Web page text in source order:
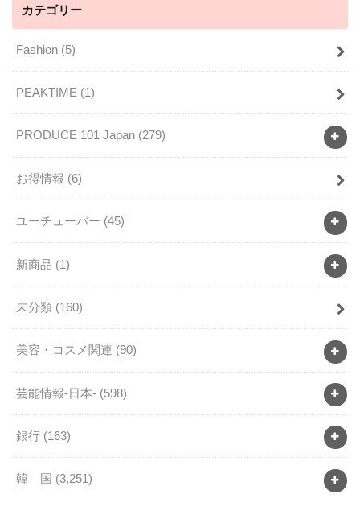
カテゴリー
Fashion (5)
PEAKTIME (1)
PRODUCE 101 Japan (279)
お得情報 (6)
ユーチューバー (45)
新商品 (1)
未分類 (160)
美容・コスメ関連 (90)
芸能情報-日本- (598)
銀行 (163)
韓 国 (3,251)